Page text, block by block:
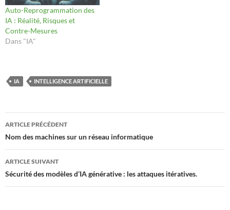
Auto-Reprogrammation des
IA : Réalité, Risques et
Contre-Mesures
Dans "IA"
IA INTELLIGENCE ARTIFICIELLE
Navigation
des
articles
ARTICLE PRÉCÉDENT
Nom des machines sur un réseau informatique
ARTICLE SUIVANT
Sécurité des modèles d’IA générative : les attaques itératives.